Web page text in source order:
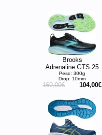
Brooks
Adrenaline GTS 25
Peso: 300g
Drop: 10mm
160,00€ 104,00€